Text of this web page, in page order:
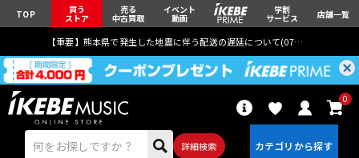
TOP 買う
ストア
売る
中古買取
イベント
動画
学割
サービス 店舗一覧
【重要】熊本県で発生した地震に伴う配送の遅延について(07月29日
詳細検索
0